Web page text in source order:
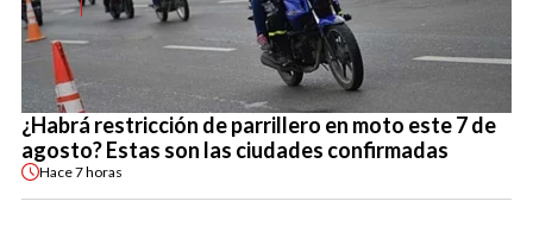
¿Habrá restricción de parrillero en moto este 7 de
agosto? Estas son las ciudades confirmadas
Hace7 horas